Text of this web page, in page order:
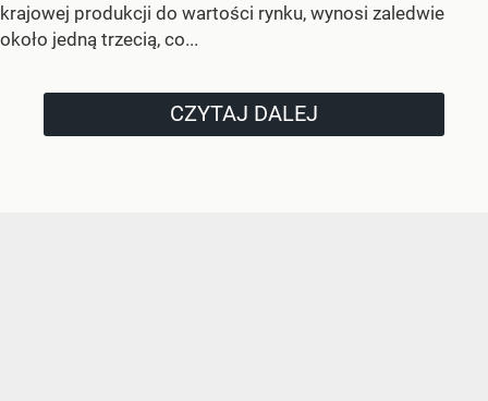
krajowej produkcji do wartości rynku, wynosi zaledwie
około jedną trzecią, co...
CZYTAJ DALEJ